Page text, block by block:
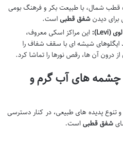
قطب شمال، با طبیعت بکر و فرهنگ بومی
برای دیدنشفق قطبیاست.
این مراکز اسکی معروف،
ایگلوهای شیشه ای با سقف شفاف را
درون آن ها، رقص نورها را تماشا کرد.
چشمه های آب گرم و
و تنوع پدیده های طبیعی، در کنار دسترسی
شفق قطبیاست.